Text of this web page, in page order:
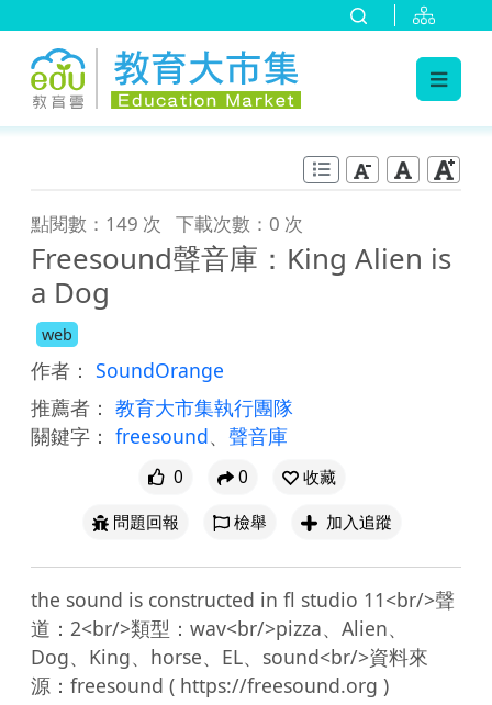
點閱數：149 次 下載次數：0 次
Freesound聲音庫：King Alien is
a Dog
web
作者： SoundOrange
推薦者： 教育大市集執行團隊
關鍵字： freesound、 聲音庫
0 0
收藏
問題回報
檢舉 加入追蹤
the sound is constructed in fl studio 11<br/>聲
道：2<br/>類型：wav<br/>pizza、Alien、
Dog、King、horse、EL、sound<br/>資料來